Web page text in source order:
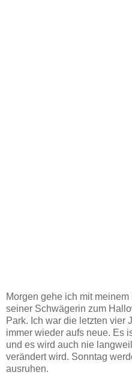
Morgen gehe ich mit
seiner Schwägerin zum
Park. Ich war die letzten vier
immer wieder aufs neue. Es
und es wird auch nie
verändert wird. Sonntag
ausruhen.